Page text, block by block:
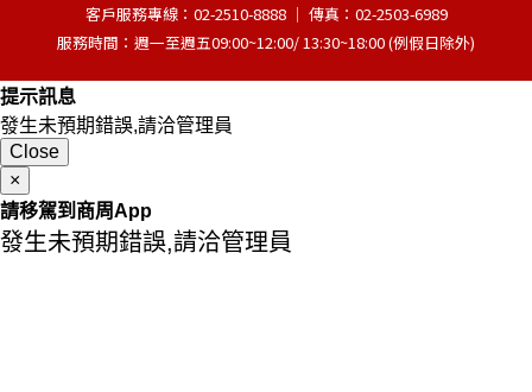
客戶服務專線：02-2510-8888 │ 傳真：02-2503-6989
服務時間：週一至週五09:00~12:00/ 13:30~18:00 (例假日除外)
提示訊息
發生未預期錯誤,請洽管理員
Close
×
請移駕到商周App
發生未預期錯誤,請洽管理員